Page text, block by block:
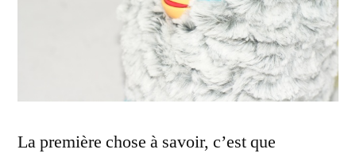
La première chose à savoir, c’est que